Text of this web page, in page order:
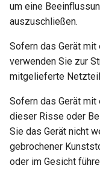
um eine
auszuschließen.
Sofern das Gerät
verwenden Sie zur
mitgelieferte
Sofern das Gerät
dieser Risse oder
Sie das Gerät nicht
gebrochener
oder im Gesicht